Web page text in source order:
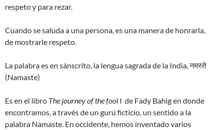
respeto y para rezar.
Cuando se saluda a una persona, es una manera de honrarla,
de mostrarle respeto.
La palabra es en sánscrito, la lengua sagrada de la India, नमस्ते
(Namaste)
Es en el libro The journey of the fool l de Fady Bahig en donde
encontramos, a través de un gurú ficticio, un sentido a la
palabra Namaste. En occidente, hemos inventado varios